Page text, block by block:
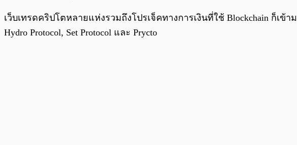
เว็บเทรดคริปโตหลายแห่งรวมถึงโปรเจ็คทางการเงินที่ใช้ Blockchain ก็เข้า
Hydro Protocol, Set Protocol และ Prycto